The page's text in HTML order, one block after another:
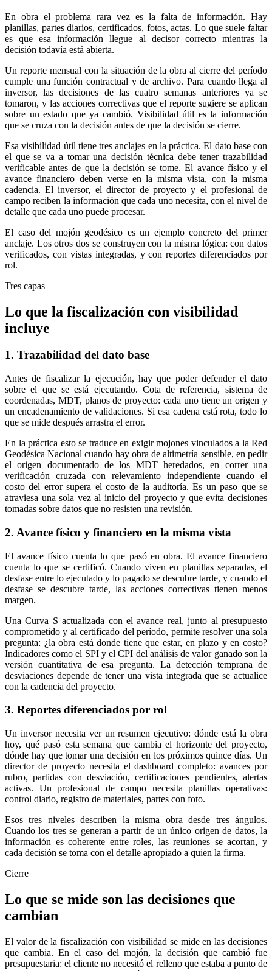
En obra el problema rara vez es la falta de información. Hay
planillas, partes diarios, certificados, fotos, actas. Lo que suele faltar
es que esa información llegue al decisor correcto mientras la
decisión todavía está abierta.
Un reporte mensual con la situación de la obra al cierre del período
cumple una función contractual y de archivo. Para cuando llega al
inversor, las decisiones de las cuatro semanas anteriores ya se
tomaron, y las acciones correctivas que el reporte sugiere se aplican
sobre un estado que ya cambió. Visibilidad útil es la información
que se cruza con la decisión antes de que la decisión se cierre.
Esa visibilidad útil tiene tres anclajes en la práctica. El dato base con
el que se va a tomar una decisión técnica debe tener trazabilidad
verificable antes de que la decisión se tome. El avance físico y el
avance financiero deben verse en la misma vista, con la misma
cadencia. El inversor, el director de proyecto y el profesional de
campo reciben la información que cada uno necesita, con el nivel de
detalle que cada uno puede procesar.
El caso del mojón geodésico es un ejemplo concreto del primer
anclaje. Los otros dos se construyen con la misma lógica: con datos
verificados, con vistas integradas, y con reportes diferenciados por
rol.
Tres capas
Lo que la fiscalización con visibilidad
incluye
1. Trazabilidad del dato base
Antes de fiscalizar la ejecución, hay que poder defender el dato
sobre el que se está ejecutando. Cota de referencia, sistema de
coordenadas, MDT, planos de proyecto: cada uno tiene un origen y
un encadenamiento de validaciones. Si esa cadena está rota, todo lo
que se mide después arrastra el error.
En la práctica esto se traduce en exigir mojones vinculados a la Red
Geodésica Nacional cuando hay obra de altimetría sensible, en pedir
el origen documentado de los MDT heredados, en correr una
verificación cruzada con relevamiento independiente cuando el
costo del error supera el costo de la auditoría. Es un paso que se
atraviesa una sola vez al inicio del proyecto y que evita decisiones
tomadas sobre datos que no resisten una revisión.
2. Avance físico y financiero en la misma vista
El avance físico cuenta lo que pasó en obra. El avance financiero
cuenta lo que se certificó. Cuando viven en planillas separadas, el
desfase entre lo ejecutado y lo pagado se descubre tarde, y cuando el
desfase se descubre tarde, las acciones correctivas tienen menos
margen.
Una Curva S actualizada con el avance real, junto al presupuesto
comprometido y al certificado del período, permite resolver una sola
pregunta: ¿la obra está donde tiene que estar, en plazo y en costo?
Indicadores como el SPI y el CPI del análisis de valor ganado son la
versión cuantitativa de esa pregunta. La detección temprana de
desviaciones depende de tener una vista integrada que se actualice
con la cadencia del proyecto.
3. Reportes diferenciados por rol
Un inversor necesita ver un resumen ejecutivo: dónde está la obra
hoy, qué pasó esta semana que cambia el horizonte del proyecto,
dónde hay que tomar una decisión en los próximos quince días. Un
director de proyecto necesita el dashboard completo: avances por
rubro, partidas con desviación, certificaciones pendientes, alertas
activas. Un profesional de campo necesita planillas operativas:
control diario, registro de materiales, partes con foto.
Esos tres niveles describen la misma obra desde tres ángulos.
Cuando los tres se generan a partir de un único origen de datos, la
información es coherente entre roles, las reuniones se acortan, y
cada decisión se toma con el detalle apropiado a quien la firma.
Cierre
Lo que se mide son las decisiones que
cambian
El valor de la fiscalización con visibilidad se mide en las decisiones
que cambia. En el caso del mojón, la decisión que cambió fue
presupuestaria: el cliente no necesitó el relleno que estaba a punto de